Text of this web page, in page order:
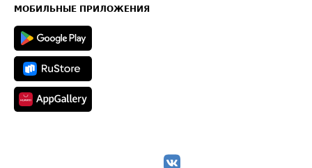
Техническая информация
МОБИЛЬНЫЕ ПРИЛОЖЕНИЯ